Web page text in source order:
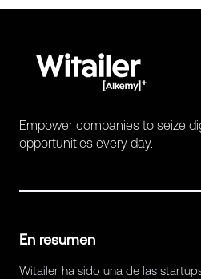
Empower companies to seize
opportunities every day.
En resumen
Witailer ha sido una de las